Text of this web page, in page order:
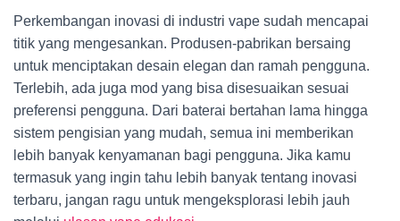
Perkembangan inovasi di industri vape sudah mencapai
titik yang mengesankan. Produsen-pabrikan bersaing
untuk menciptakan desain elegan dan ramah pengguna.
Terlebih, ada juga mod yang bisa disesuaikan sesuai
preferensi pengguna. Dari baterai bertahan lama hingga
sistem pengisian yang mudah, semua ini memberikan
lebih banyak kenyamanan bagi pengguna. Jika kamu
termasuk yang ingin tahu lebih banyak tentang inovasi
terbaru, jangan ragu untuk mengeksplorasi lebih jauh